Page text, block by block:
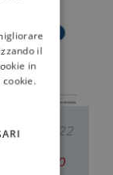
28.01.2022
Ecco i 10
il
in